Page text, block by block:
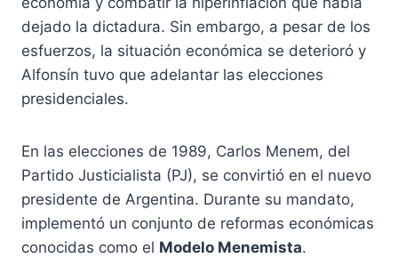
dejado la dictadura. Sin embargo, a pesar de los
esfuerzos, la situación económica se deterioró y
Alfonsín tuvo que adelantar las elecciones
presidenciales.
En las elecciones de 1989, Carlos Menem, del
Partido Justicialista (PJ), se convirtió en el nuevo
presidente de Argentina. Durante su mandato,
implementó un conjunto de reformas económicas
conocidas como el Modelo Menemista.